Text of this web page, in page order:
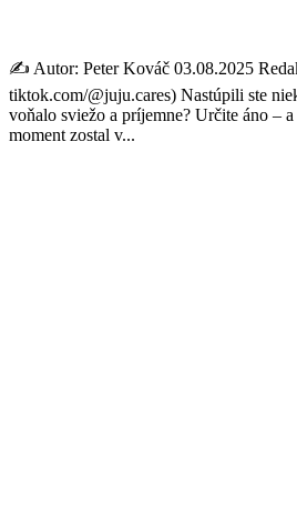
✍️ Autor: Peter Kováč 03.08.2025
tiktok.com/@juju.cares) Nastúpili ste
voňalo sviežo a príjemne? Určite áno –
moment zostal v...